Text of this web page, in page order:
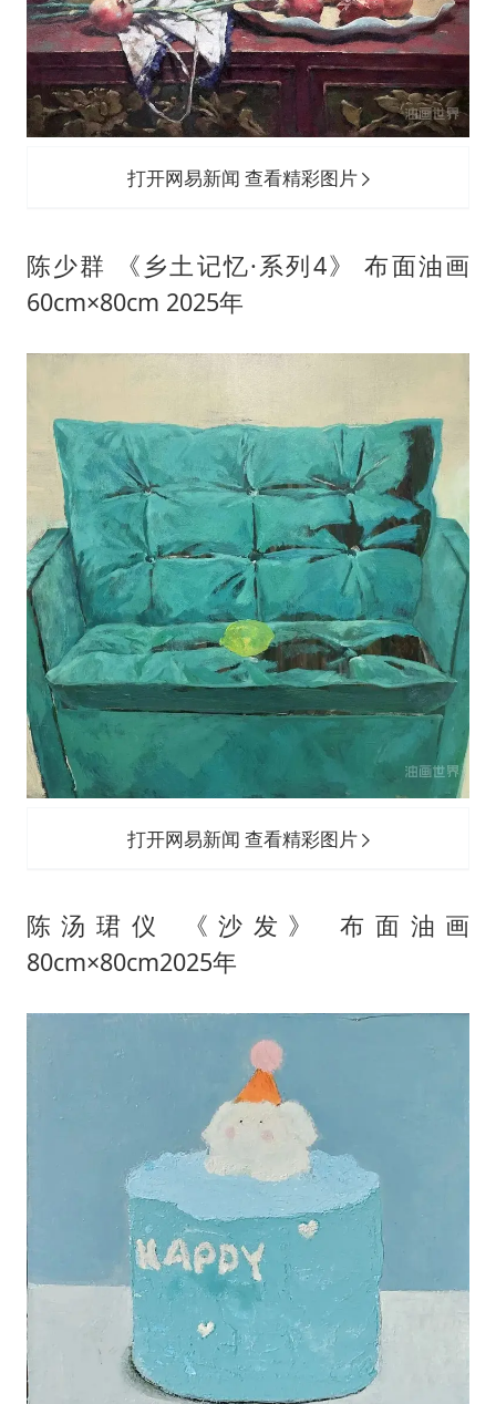
打开网易新闻 查看精彩图片
陈少群 《乡土记忆·系列4》 布面油画
60cm×80cm 2025年
打开网易新闻 查看精彩图片
陈汤珺仪 《沙发》 布面油画
80cm×80cm2025年